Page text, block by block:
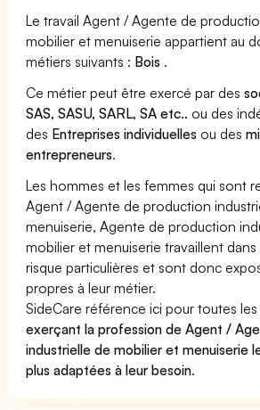
Le travail Agent / Agente de
mobilier et menuiserie appartient au
métiers suivants : Bois .
Ce métier peut être exercé par des
SAS, SASU, SARL, SA etc.. ou des
des Entreprises individuelles ou des
entrepreneurs.
Les hommes et les femmes qui sont
Agent / Agente de production
menuiserie, Agente de production
mobilier et menuiserie travaillent
risque particulières et sont donc
propres à leur métier.
SideCare référence ici pour toutes
exerçant la profession de Agent /
industrielle de mobilier et menuiserie
plus adaptées à leur besoin.